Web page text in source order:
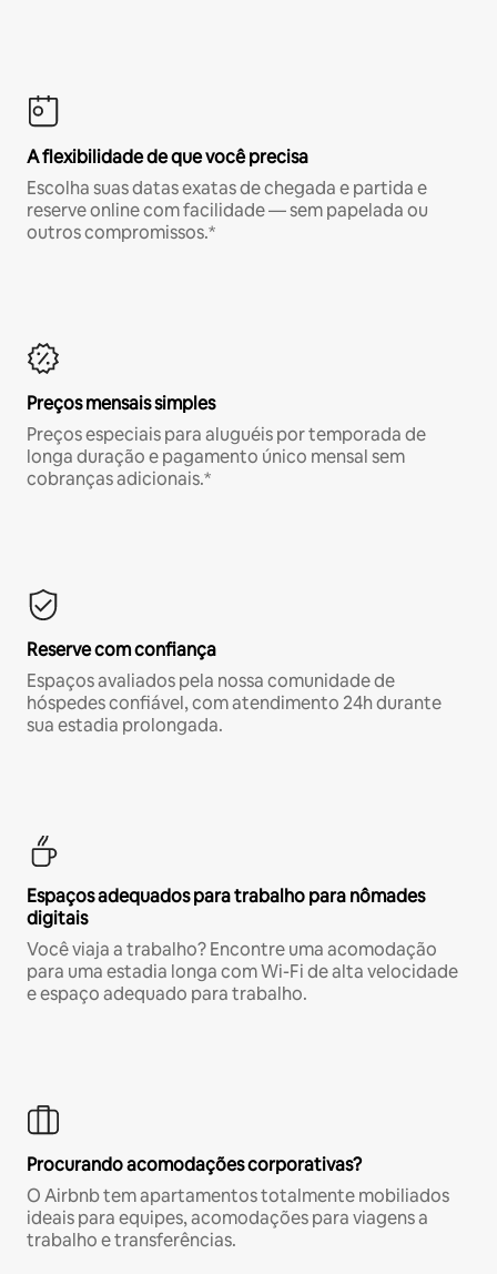
A flexibilidade de que você precisa
Escolha suas datas exatas de chegada e partida e
reserve online com facilidade — sem papelada ou
outros compromissos.*
Preços mensais simples
Preços especiais para aluguéis por temporada de
longa duração e pagamento único mensal sem
cobranças adicionais.*
Reserve com confiança
Espaços avaliados pela nossa comunidade de
hóspedes confiável, com atendimento 24h durante
sua estadia prolongada.
Espaços adequados para trabalho para nômades
digitais
Você viaja a trabalho? Encontre uma acomodação
para uma estadia longa com Wi-Fi de alta velocidade
e espaço adequado para trabalho.
Procurando acomodações corporativas?
O Airbnb tem apartamentos totalmente mobiliados
ideais para equipes, acomodações para viagens a
trabalho e transferências.